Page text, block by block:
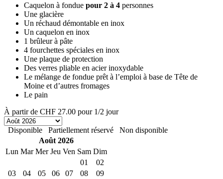
Caquelon à fondue pour 2 à 4 personnes
Une glacière
Un réchaud démontable en inox
Un caquelon en inox
1 brûleur à pâte
4 fourchettes spéciales en inox
Une plaque de protection
Des verres pliable en acier inoxydable
Le mélange de fondue prêt à l’emploi à base de Tête de
Moine et d’autres fromages
Le pain
À partir de CHF 27.00 pour 1/2 jour
Disponible Partiellement réservé
Non disponible
Août 2026
Lun Mar Mer Jeu Ven Sam Dim
01
02
03
04 05 06 07 08
09